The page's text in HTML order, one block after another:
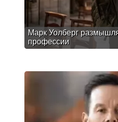
Марк Уолберг
профессии